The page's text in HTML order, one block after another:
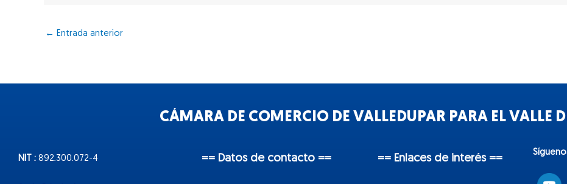
← Entrada anterior
CÁMARA DE COMERCIO DE VALLEDUPAR PARA EL VALLE
NIT : 892.300.072-4 == Datos de contacto == == Enlaces de interés ==